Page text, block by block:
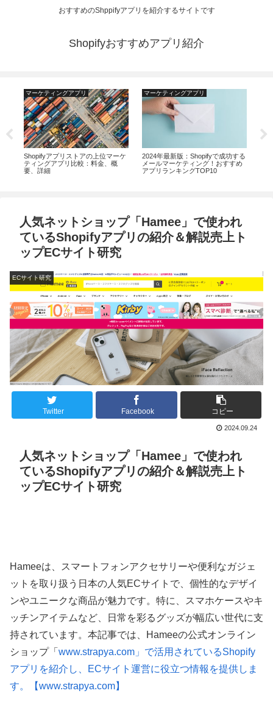
おすすめのShppifyアプリを紹介するサイトです
Shopifyおすすめアプリ紹介
マーケティングアプリ
Shopifyアプリストアの上位マーケ
ティングアプリ比較：料金、概
要、詳細
マーケティングアプリ
2024年最新版：Shopifyで成功する
メールマーケティング！おすすめ
アプリランキングTOP10
人気ネットショップ「Hamee」で使われ
ているShopifyアプリの紹介＆解説売上ト
ップECサイト研究
ECサイト研究
Twitter Facebook コピー
2024.09.24
人気ネットショップ「Hamee」で使われ
ているShopifyアプリの紹介＆解説売上ト
ップECサイト研究
Hameeは、スマートフォンアクセサリーや便利なガジェ
ットを取り扱う日本の人気ECサイトで、個性的なデザイ
ンやユニークな商品が魅力です。特に、スマホケースやキ
ッチンアイテムなど、日常を彩るグッズが幅広い世代に支
持されています。本記事では、Hameeの公式オンライン
ショップ「 www.strapya.com」で活用されているShopify
アプリを紹介し、ECサイト運営に役立つ情報を提供しま
す。【www.strapya.com】